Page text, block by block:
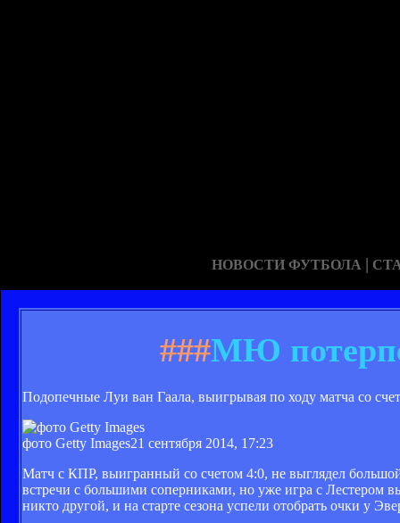
НОВОСТИ ФУТБОЛА |
###МЮ
Подопечные Луи ван Гаала, выигрывая по ходу матча со
фото Getty Images21 сентября 2014, 17:23
Матч c КПР, выигранный со счетом 4:0, не выглядел
встречи с большими соперниками, но уже игра с Лестером
никто другой, и на старте сезона успели отобрать очки у